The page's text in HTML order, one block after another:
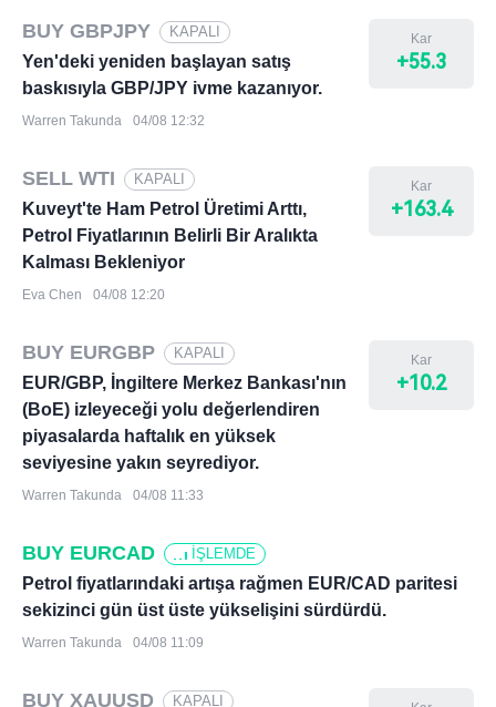
BUY GBPJPY KAPALI
Yen'deki yeniden başlayan satış
baskısıyla GBP/JPY ivme kazanıyor.
Kar
+55.3
Warren Takunda 04/08 12:32
SELL WTI KAPALI
Kuveyt'te Ham Petrol Üretimi Arttı,
Petrol Fiyatlarının Belirli Bir Aralıkta
Kalması Bekleniyor
Kar
+163.4
Eva Chen 04/08 12:20
BUY EURGBP KAPALI
EUR/GBP, İngiltere Merkez Bankası'nın
(BoE) izleyeceği yolu değerlendiren
piyasalarda haftalık en yüksek
seviyesine yakın seyrediyor.
Kar
+10.2
Warren Takunda 04/08 11:33
BUY EURCAD İŞLEMDE
Petrol fiyatlarındaki artışa rağmen EUR/CAD paritesi
sekizinci gün üst üste yükselişini sürdürdü.
Warren Takunda 04/08 11:09
BUY XAUUSD KAPALI